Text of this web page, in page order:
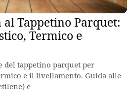
al Tappetino Parquet:
Termico e
del tappetino parquet per
e il livellamento. Guida alle
e